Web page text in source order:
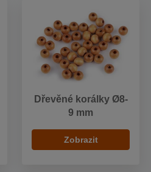
Dřevěné korálky Ø8-
9 mm
Zobrazit